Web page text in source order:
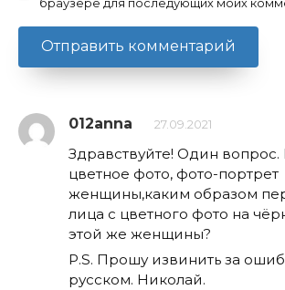
браузере для последующих моих
012anna 27.09.2021
Здравствуйте! Один вопрос.
цветное фото, фото-портрет
женщины,каким образом
лица с цветного фото на
этой же женщины?
P.S. Прошу извинить за
русском. Николай.